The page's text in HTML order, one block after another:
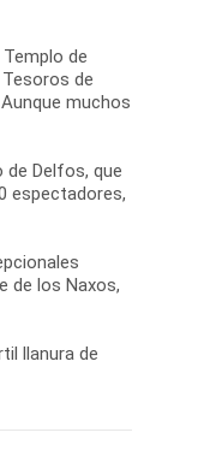
de
de
muchos
Delfos, que
espectadores,
de los Naxos,
llanura de